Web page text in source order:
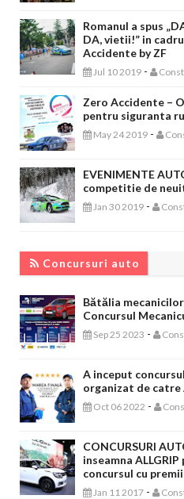
Romanul a spus
DA, vietii!” in
Accidente by ZF
Jul 10 2019 -
Zero Accidente –
pentru siguranta
May 24 2019 -
EVENIMENTE
competitie de
Jan 30 2019 -
Concursuri auto
Bătălia
Concursul
Sep 25 2023 -
A inceput
organizat de catre
Oct 06 2022 -
CONCURSURI
inseamna
concursul cu
Jan 11 2017 -